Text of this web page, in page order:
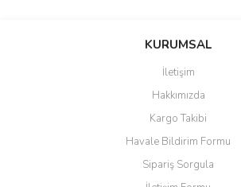
Bu ürüne ilk yorumu siz yapın!
güzel paketlenmiş ama yanında
ile 24 izlenmektedir diye küçük
bir tabela olsa daha hoş
KURUMSAL
İletişim
Hakkımızda
Kargo Takibi
Havale Bildirim Formu
Sipariş Sorgula